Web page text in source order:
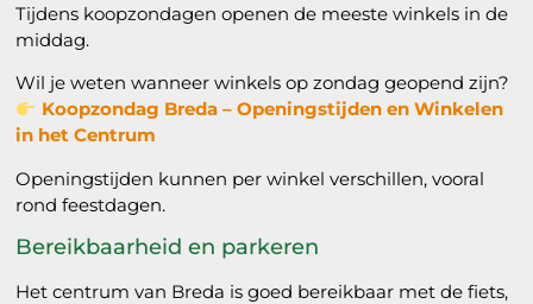
Tijdens koopzondagen openen de meeste winkels in de
middag.
Wil je weten wanneer winkels op zondag geopend zijn?
Koopzondag Breda – Openingstijden en Winkelen
in het Centrum
Openingstijden kunnen per winkel verschillen, vooral
rond feestdagen.
Bereikbaarheid en parkeren
Het centrum van Breda is goed bereikbaar met de fiets,